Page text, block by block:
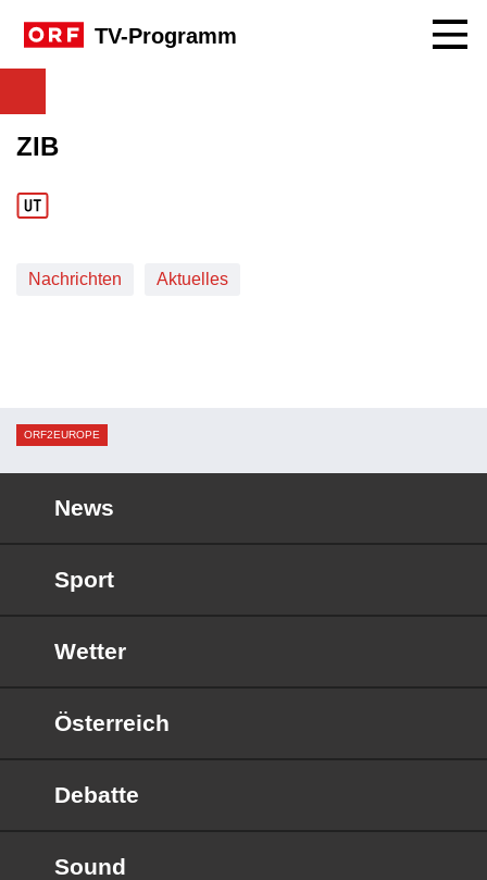
TV-Programm
ZIB
Nachrichten Aktuelles
ORF2EUROPE
News
Sport
Wetter
Österreich
Debatte
Sound